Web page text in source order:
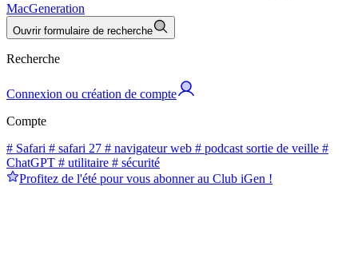
MacGeneration
Ouvrir formulaire de recherche
Recherche
Connexion ou création de compte
Compte
# Safari # safari 27 # navigateur web # podcast sortie de veille #
ChatGPT # utilitaire # sécurité
Profitez de l'été pour vous abonner au Club iGen !